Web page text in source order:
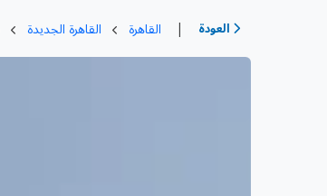
العودة | القاهرة القاهرة الجديدة